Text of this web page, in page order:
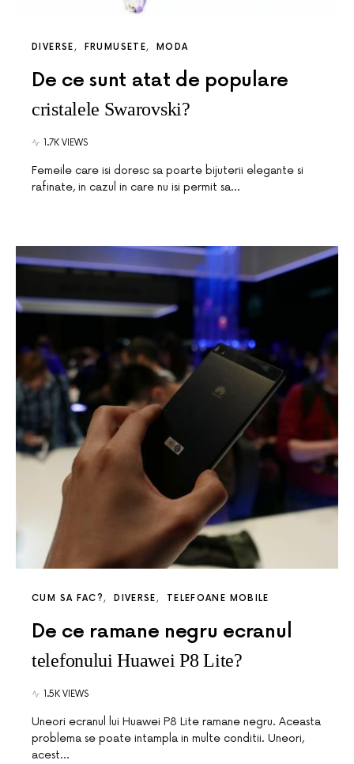
DIVERSE FRUMUSETE MODA
De ce sunt atat de populare
cristalele Swarovski?
1.7K VIEWS
Femeile care isi doresc sa poarte bijuterii elegante si
rafinate, in cazul in care nu isi permit sa…
CUM SA FAC? DIVERSE TELEFOANE MOBILE
De ce ramane negru ecranul
telefonului Huawei P8 Lite?
1.5K VIEWS
Uneori ecranul lui Huawei P8 Lite ramane negru. Aceasta
problema se poate intampla in multe conditii. Uneori,
acest…